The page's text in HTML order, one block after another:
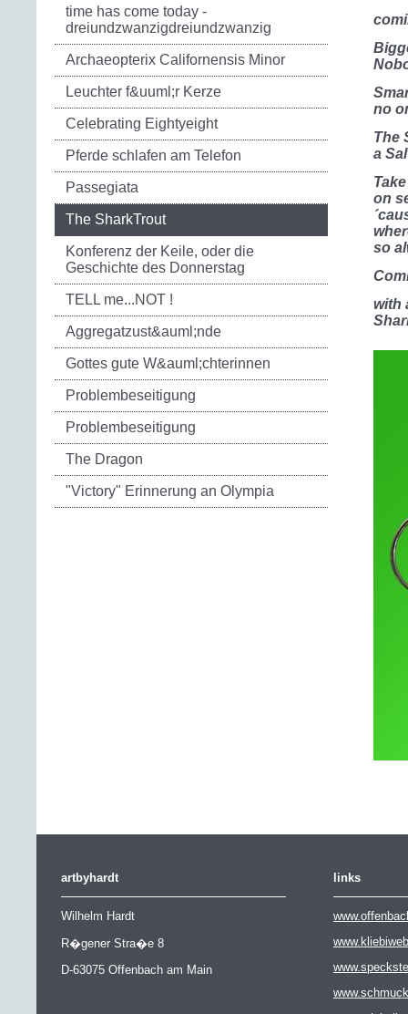
time has come today -
dreiundzwanzigdreiundzwanzig
Archaeopterix Californensis Minor
Leuchter f&uuml;r Kerze
Celebrating Eightyeight
Pferde schlafen am Telefon
Passegiata
The SharkTrout
Konferenz der Keile, oder die
Geschichte des Donnerstag
TELL me...NOT !
Aggregatzust&auml;nde
Gottes gute W&auml;chterinnen
Problembeseitigung
Problembeseitigung
The Dragon
"Victory" Erinnerung an Olympia
no
The
a
on
so
with
artbyhardt
Wilhelm Hardt
R�gener Stra�e 8
D-63075 Offenbach am Main
links